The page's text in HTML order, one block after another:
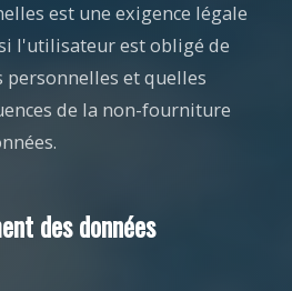
est une exigence légale
l'utilisateur est obligé de
et quelles
de la non-fourniture
des données